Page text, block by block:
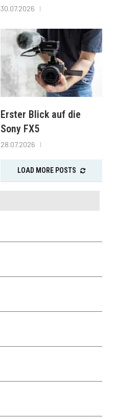
30.07.2026
Erster Blick auf die
Sony FX5
28.07.2026
LOAD MORE POSTS